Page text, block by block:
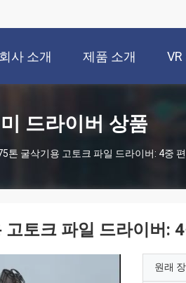
회사 소개 제품 소개 VR
드라이버 상품
톤 굴삭기용 고토크 파일 드라이버: 4중
토크 파일 드라이버: 4
원래